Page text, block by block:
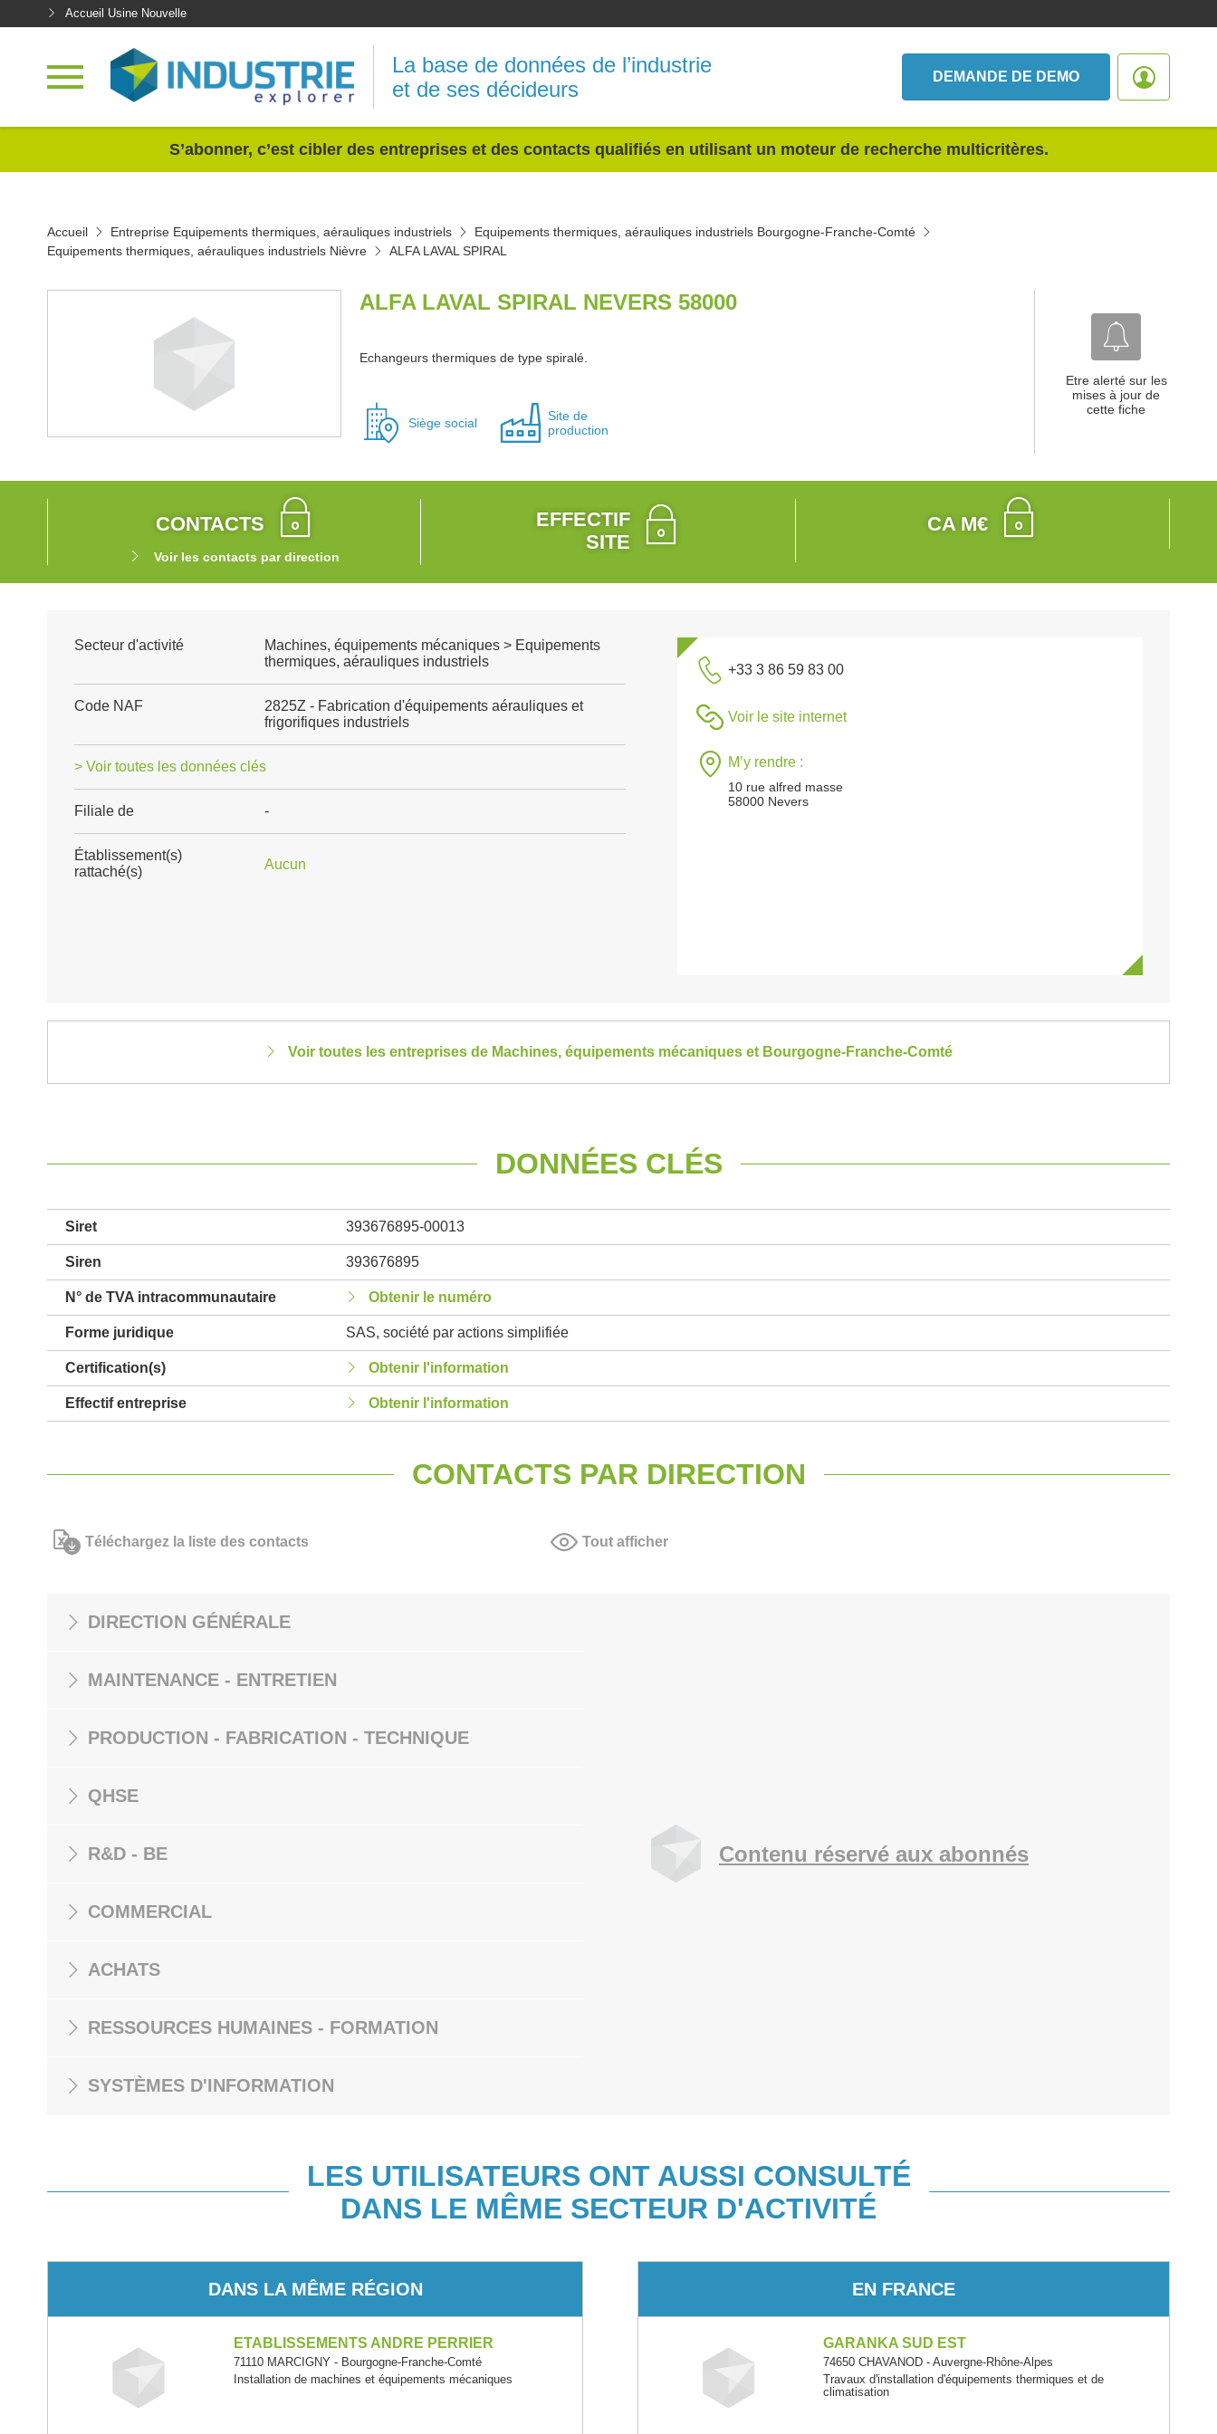
Accueil Usine Nouvelle
La base de données de l’industrie
et de ses décideurs
DEMANDE DE DEMO
S’abonner, c’est cibler des entreprises et des contacts qualifiés en utilisant un moteur de recherche multicritères.
Accueil Entreprise Equipements thermiques, aérauliques industriels
Equipements thermiques, aérauliques industriels Bourgogne-Franche-Comté
Equipements thermiques, aérauliques industriels Nièvre
ALFA LAVAL SPIRAL
ALFA LAVAL SPIRAL NEVERS 58000
Echangeurs thermiques de type spiralé.
Siège social
Site de
production
Etre alerté sur les
mises à jour de
cette fiche
CONTACTS
Voir les contacts par direction
EFFECTIF
SITE
CA M€
Secteur d'activité
Machines, équipements mécaniques > Equipements
thermiques, aérauliques industriels
Code NAF
2825Z - Fabrication d'équipements aérauliques et
frigorifiques industriels
> Voir toutes les données clés
Filiale de -
Établissement(s)
rattaché(s)
Aucun
+33 3 86 59 83 00
Voir le site internet
M’y rendre :
10 rue alfred masse
58000 Nevers
Voir toutes les entreprises de Machines, équipements mécaniques et Bourgogne-Franche-Comté
DONNÉES CLÉS
Siret 393676895-00013
Siren 393676895
N° de TVA intracommunautaire Obtenir le numéro
Forme juridique SAS, société par actions simplifiée
Certification(s) Obtenir l'information
Effectif entreprise Obtenir l'information
CONTACTS PAR DIRECTION
Téléchargez la liste des contacts Tout afficher
DIRECTION GÉNÉRALE
MAINTENANCE - ENTRETIEN
PRODUCTION - FABRICATION - TECHNIQUE
QHSE
R&D - BE
COMMERCIAL
ACHATS
RESSOURCES HUMAINES - FORMATION
SYSTÈMES D'INFORMATION
Contenu réservé aux abonnés
LES UTILISATEURS ONT AUSSI CONSULTÉ
DANS LE MÊME SECTEUR D'ACTIVITÉ
DANS LA MÊME RÉGION
ETABLISSEMENTS ANDRE PERRIER
71110 MARCIGNY - Bourgogne-Franche-Comté
Installation de machines et équipements mécaniques
EN FRANCE
GARANKA SUD EST
74650 CHAVANOD - Auvergne-Rhône-Alpes
Travaux d'installation d'équipements thermiques et de
climatisation